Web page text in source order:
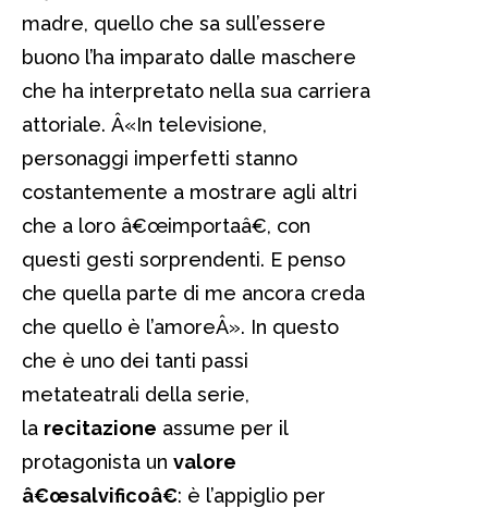
madre, quello che sa sull’essere
buono l’ha imparato dalle maschere
che ha interpretato nella sua carriera
attoriale. Â«In televisione,
personaggi imperfetti stanno
costantemente a mostrare agli altri
che a loro â€œimportaâ€, con
questi gesti sorprendenti. E penso
che quella parte di me ancora creda
che quello è l’amoreÂ». In questo
che è uno dei tanti passi
metateatrali della serie,
la recitazione assume per il
protagonista un valore
â€œsalvificoâ€: è l’appiglio per